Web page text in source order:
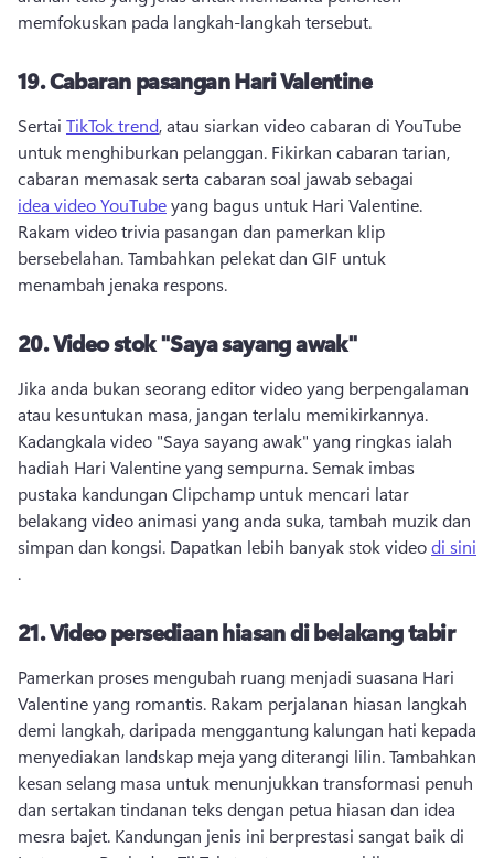
memfokuskan pada langkah-langkah tersebut.
19.Cabaran pasangan Hari Valentine
Sertai TikTok trend, atau siarkan video cabaran di YouTube
untuk menghiburkan pelanggan. Fikirkan cabaran tarian,
cabaran memasak serta cabaran soal jawab sebagai
idea video YouTube
Rakam video trivia pasangan dan pamerkan klip
bersebelahan. Tambahkan pelekat dan GIF untuk
menambah jenaka respons.
20.Video stok "Saya sayang awak"
Jika anda bukan seorang editor video yang berpengalaman
Kadangkala video "Saya sayang awak" yang ringkas ialah
hadiah Hari Valentine yang sempurna. Semak imbas
pustaka kandungan Clipchamp untuk mencari latar
belakang video animasi yang anda suka, tambah muzik dan
simpan dan kongsi. Dapatkan lebih banyak stok video di sini
.
21.Video persediaan hiasan di belakang tabir
Pamerkan proses mengubah ruang menjadi suasana Hari
Valentine yang romantis. Rakam perjalanan hiasan langkah
demi langkah, daripada menggantung kalungan hati kepada
menyediakan landskap meja yang diterangi lilin. Tambahkan
kesan selang masa untuk menunjukkan transformasi penuh
dan sertakan tindanan teks dengan petua hiasan dan idea
mesra bajet. Kandungan jenis ini berprestasi sangat baik di